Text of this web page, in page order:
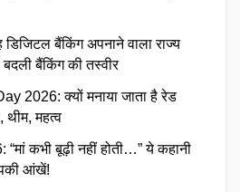
डिजिटल बैंकिंग अपनाने वाला राज्य
बैंकिंग की तस्वीर
2026: क्यों मनाया जाता है रेड
थीम, महत्व
कभी बूढ़ी नहीं होती…” ये कहानी
आंखें!